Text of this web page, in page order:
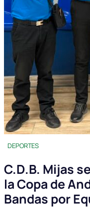
DEPORTES
C.D.B. Mijas
la Copa de
Bandas por